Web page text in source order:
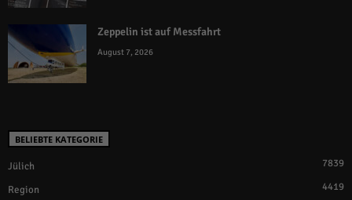
Zeppelin ist auf Messfahrt
August 7, 2026
BELIEBTE KATEGORIE
Jülich 7839
Region 4419